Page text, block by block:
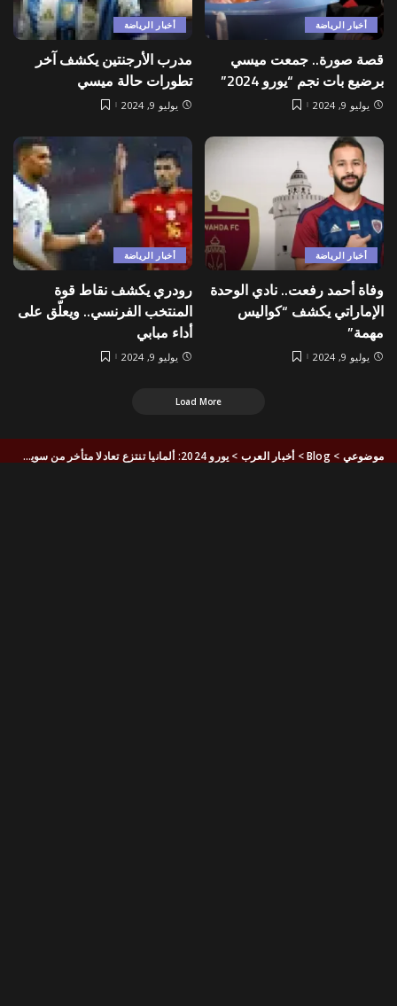
أخبار الرياضة
قصة صورة.. جمعت ميسي
برضيع بات نجم “يورو 2024”
يوليو 9, 2024
أخبار الرياضة
مدرب الأرجنتين يكشف آخر
تطورات حالة ميسي
يوليو 9, 2024
أخبار الرياضة
وفاة أحمد رفعت.. نادي الوحدة
الإماراتي يكشف “كواليس
مهمة”
يوليو 9, 2024
أخبار الرياضة
رودري يكشف نقاط قوة
المنتخب الفرنسي.. ويعلّق على
أداء مبابي
يوليو 9, 2024
Load More
موضوعي >
Blog
>أخبار العرب > يورو 2024: ألمانيا تنتزع تعادلا متأخر من سويسرا 1-1 وتحسم صدارة المجموعة